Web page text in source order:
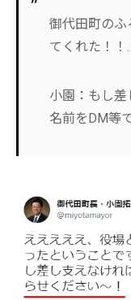
御代田町のふ
てくれた！！
小園：もし
名前をDM等